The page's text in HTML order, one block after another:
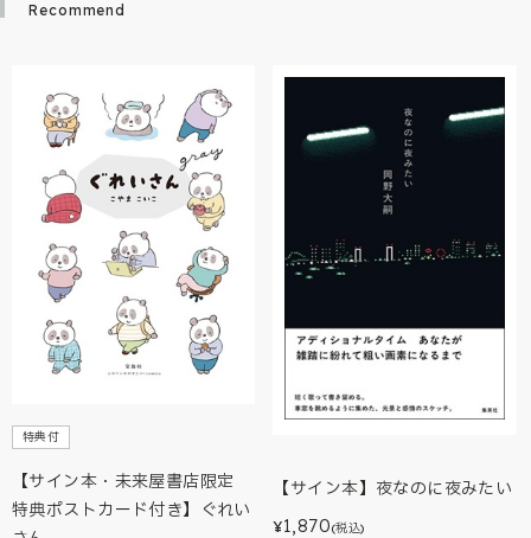
Recommend
特典付
【サイン本・未来屋書店限定
特典ポストカード付き】ぐれい
【サイン本】夜なのに夜みたい
¥1,870(税込)